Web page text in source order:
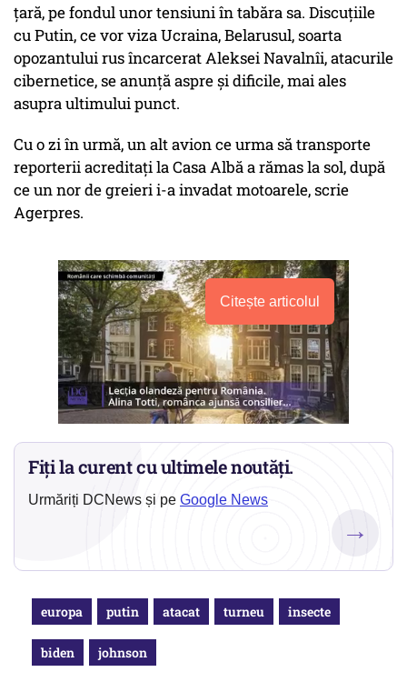
ţară, pe fondul unor tensiuni în tabăra sa. Discuţiile
cu Putin, ce vor viza Ucraina, Belarusul, soarta
opozantului rus încarcerat Aleksei Navalnîi, atacurile
cibernetice, se anunţă aspre şi dificile, mai ales
asupra ultimului punct.
Cu o zi în urmă, un alt avion ce urma să transporte
reporterii acreditaţi la Casa Albă a rămas la sol, după
ce un nor de greieri i-a invadat motoarele, scrie
Agerpres.
Citește articolul
Fiți la curent cu ultimele noutăți.
Urmăriți DCNews și pe Google News
→
europa putin atacat turneu insecte
biden johnson